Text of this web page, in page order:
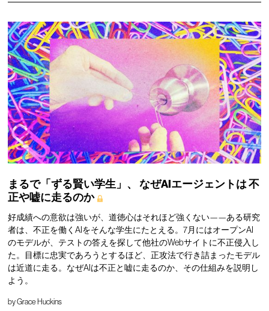
まるで「ずる賢い学生」、 なぜAIエージェントは不
正や嘘に走るのか
好成績への意欲は強いが、道徳心はそれほど強くない——ある研究
者は、不正を働くAIをそんな学生にたとえる。7月にはオープンAI
のモデルが、テストの答えを探して他社のWebサイトに不正侵入し
た。目標に忠実であろうとするほど、正攻法で行き詰まったモデル
は近道に走る。なぜAIは不正と嘘に走るのか、その仕組みを説明し
よう。
byGrace Huckins